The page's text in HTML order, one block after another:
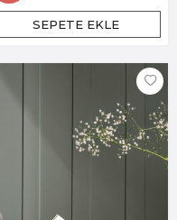
SEPETE EKLE